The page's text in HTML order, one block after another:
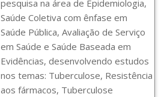
pesquisa na área de Epidemiologia,
Saúde Coletiva com ênfase em
Saúde Pública, Avaliação de Serviço
em Saúde e Saúde Baseada em
Evidências, desenvolvendo estudos
nos temas: Tuberculose, Resistência
aos fármacos, Tuberculose